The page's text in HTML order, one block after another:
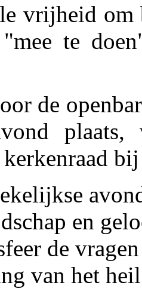
vrijheid
"mee te
de
en
de
van het